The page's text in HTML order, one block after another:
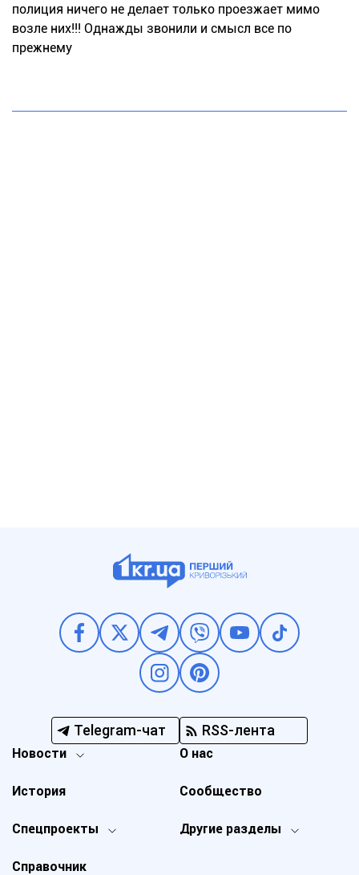
полиция ничего не делает только проезжает мимо
возле них!!! Однажды звонили и смысл все по
прежнему
Telegram-чат RSS-лента
Новости
Спецпроекты Другие разделы
История
О нас
Справочник
Сообщество